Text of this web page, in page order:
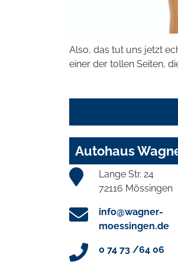
Also, das tut uns jetzt
einer der tollen Seiten,
Autohaus
Lange Str. 24
72116 Mössingen
info@wagner-
moessingen.de
0 74 73 /64 06